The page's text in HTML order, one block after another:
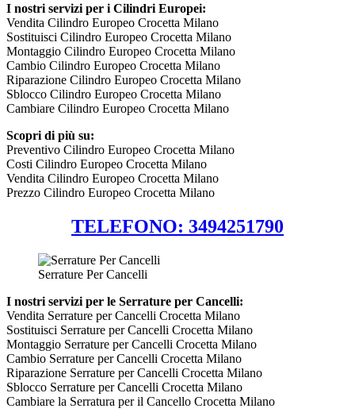
I nostri servizi per i Cilindri Europei:
Vendita Cilindro Europeo Crocetta Milano
Sostituisci Cilindro Europeo Crocetta Milano
Montaggio Cilindro Europeo Crocetta Milano
Cambio Cilindro Europeo Crocetta Milano
Riparazione Cilindro Europeo Crocetta Milano
Sblocco Cilindro Europeo Crocetta Milano
Cambiare Cilindro Europeo Crocetta Milano
Scopri di più su:
Preventivo Cilindro Europeo Crocetta Milano
Costi Cilindro Europeo Crocetta Milano
Vendita Cilindro Europeo Crocetta Milano
Prezzo Cilindro Europeo Crocetta Milano
TELEFONO: 3494251790
Serrature Per Cancelli
I nostri servizi per le Serrature per Cancelli:
Vendita Serrature per Cancelli Crocetta Milano
Sostituisci Serrature per Cancelli Crocetta Milano
Montaggio Serrature per Cancelli Crocetta Milano
Cambio Serrature per Cancelli Crocetta Milano
Riparazione Serrature per Cancelli Crocetta Milano
Sblocco Serrature per Cancelli Crocetta Milano
Cambiare la Serratura per il Cancello Crocetta Milano